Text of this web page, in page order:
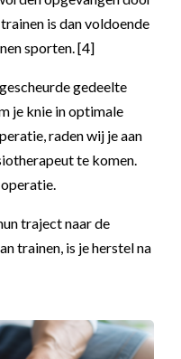
is dan voldoende
sporten. [4]
gedeelte
je knie in optimale
raden wij je aan
te komen.
traject naar de
trainen, is je herstel na